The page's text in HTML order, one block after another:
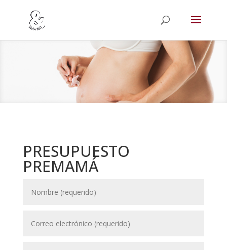
PRESUPUESTO
PREMAMÁ